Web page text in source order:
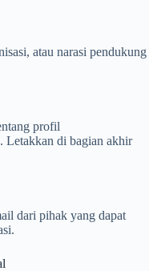
atau narasi pendukung
profil
Letakkan di bagian akhir
dari pihak yang dapat